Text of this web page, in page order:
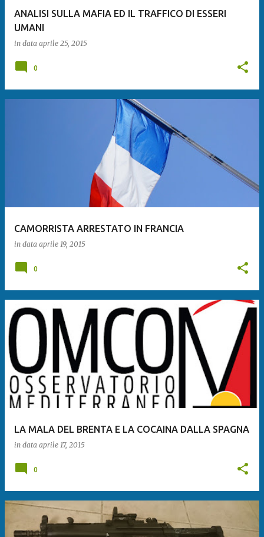
ANALISI SULLA MAFIA ED IL TRAFFICO DI ESSERI
UMANI
in data aprile 25, 2015
0
CAMORRISTA ARRESTATO IN FRANCIA
in data aprile 19, 2015
0
LA MALA DEL BRENTA E LA COCAINA DALLA SPAGNA
in data aprile 17, 2015
0